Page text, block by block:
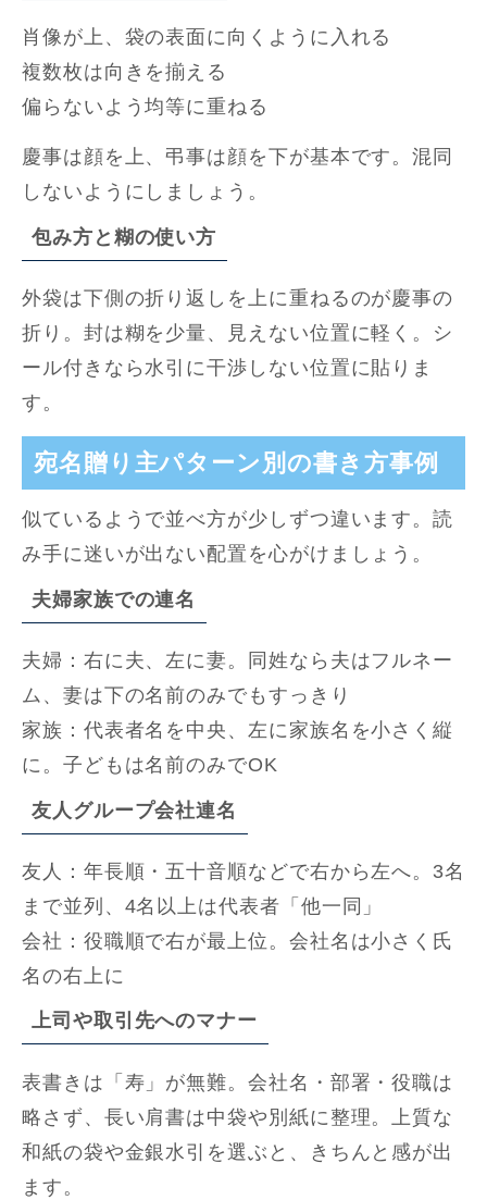
肖像が上、袋の表面に向くように入れる
複数枚は向きを揃える
偏らないよう均等に重ねる
慶事は顔を上、弔事は顔を下が基本です。混同
しないようにしましょう。
包み方と糊の使い方
外袋は下側の折り返しを上に重ねるのが慶事の
折り。封は糊を少量、見えない位置に軽く。シ
ール付きなら水引に干渉しない位置に貼りま
す。
宛名贈り主パターン別の書き方事例
似ているようで並べ方が少しずつ違います。読
み手に迷いが出ない配置を心がけましょう。
夫婦家族での連名
夫婦：右に夫、左に妻。同姓なら夫はフルネー
ム、妻は下の名前のみでもすっきり
家族：代表者名を中央、左に家族名を小さく縦
に。子どもは名前のみでOK
友人グループ会社連名
友人：年長順・五十音順などで右から左へ。3名
まで並列、4名以上は代表者「他一同」
会社：役職順で右が最上位。会社名は小さく氏
名の右上に
上司や取引先へのマナー
表書きは「寿」が無難。会社名・部署・役職は
略さず、長い肩書は中袋や別紙に整理。上質な
和紙の袋や金銀水引を選ぶと、きちんと感が出
ます。